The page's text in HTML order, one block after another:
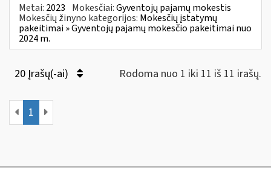
Metai: 2023 Mokesčiai:Gyventojų pajamų mokestis
Mokesčių žinyno kategorijos: Mokesčių įstatymų
pakeitimai » Gyventojų pajamų mokesčio pakeitimai nuo
2024 m.
20 Įrašų(-ai) Rodoma nuo 1 iki 11 iš 11 irašų.
1